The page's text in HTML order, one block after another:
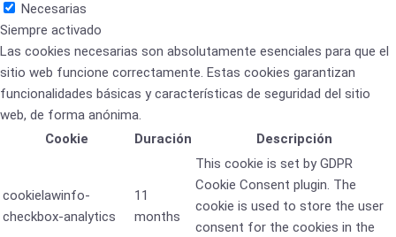
Necesarias
Siempre activado
Las cookies necesarias son absolutamente esenciales para que el
sitio web funcione correctamente. Estas cookies garantizan
funcionalidades básicas y características de seguridad del sitio
web, de forma anónima.
Cookie
Duración Descripción
cookielawinfo-
checkbox-analytics
11
months
This cookie is set by GDPR
Cookie Consent plugin. The
cookie is used to store the user
consent for the cookies in the